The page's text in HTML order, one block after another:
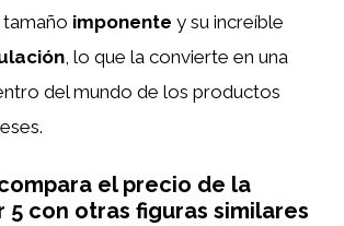
tamaño imponente y su increíble
, lo que la convierte en una
del mundo de los productos
el precio de la
5 con otras figuras similares